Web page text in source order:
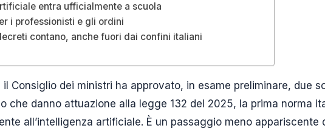
entra ufficialmente a scuola
i professionisti e gli ordini
contano, anche fuori dai confini italiani
il Consiglio dei ministri ha approvato, in esame preliminare, due
che danno attuazione alla legge 132 del 2025, la prima norma
all’intelligenza artificiale. È un passaggio meno appariscente